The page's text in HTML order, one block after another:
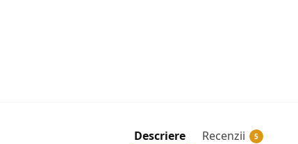
Descriere Recenzii 5